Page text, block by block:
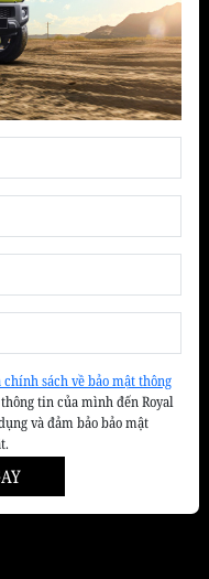
sách về bảo mật thông
tin của mình đến Royal
và đảm bảo bảo mật